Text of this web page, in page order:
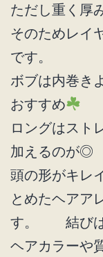
ただし重く厚
そのためレイ
です。
ボブは内巻き
おすすめ
ロングはスト
加えるのが◎
頭の形がキレ
とめたヘアア
す。 結びは
ヘアカラーや